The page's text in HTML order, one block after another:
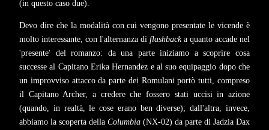
(in questo caso due).
Devo dire che la modalità con cui vengono presentate le vicende è
molto interessante, con l'alternanza di flashbacka quanto accade nel
'presente' del romanzo: da una parte iniziamo a scoprire cosa
successe al Capitano Erika Hernandez e al suo equipaggio dopo che
un improvviso attacco da parte dei Romulani portò tutti, compreso
il Capitano Archer, a credere che fossero stati uccisi in azione
(quando, in realtà, le cose erano ben diverse); dall'altra, invece,
abbiamo la scoperta della Columbia (NX-02) da parte di Jadzia Dax